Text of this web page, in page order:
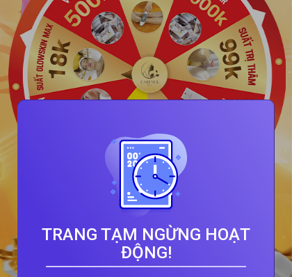
TRANG TẠM NGỪNG HOẠT
ĐỘNG!